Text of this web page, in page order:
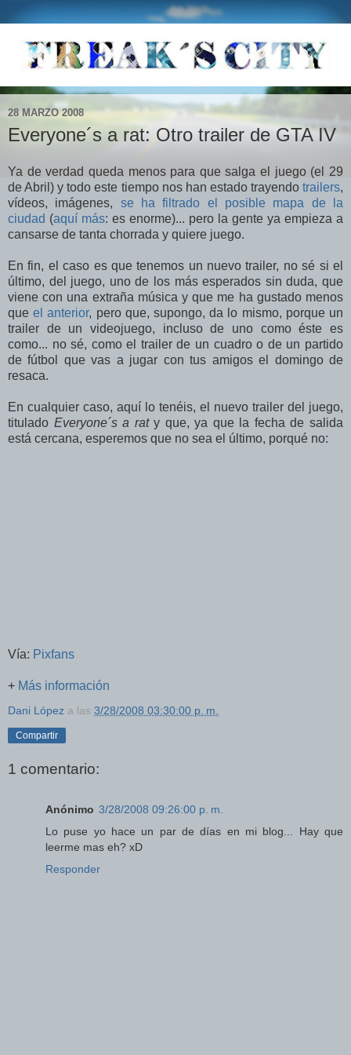
28 MARZO 2008
Everyone´s a rat: Otro trailer de GTA IV
Ya de verdad queda menos para que salga el juego (el 29
de Abril) y todo este tiempo nos han estado trayendo trailers,
vídeos, imágenes, se ha filtrado el posible mapa de la
ciudad (aquí más: es enorme)... pero la gente ya empieza a
cansarse de tanta chorrada y quiere juego.
En fin, el caso es que tenemos un nuevo trailer, no sé si el
último, del juego, uno de los más esperados sin duda, que
viene con una extraña música y que me ha gustado menos
queel anterior, pero que, supongo, da lo mismo, porque un
trailer de un videojuego, incluso de uno como éste es
como... no sé, como el trailer de un cuadro o de un partido
de fútbol que vas a jugar con tus amigos el domingo de
resaca.
En cualquier caso, aquí lo tenéis, el nuevo trailer del juego,
titulado Everyone´s a raty que, ya que la fecha de salida
está cercana, esperemos que no sea el último, porqué no:
Vía: Pixfans
+ Más información
Dani López a las 3/28/2008 03:30:00 p. m.
Compartir
1 comentario:
Anónimo 3/28/2008 09:26:00 p. m.
Lo puse yo hace un par de días en mi blog... Hay que
leerme mas eh? xD
Responder